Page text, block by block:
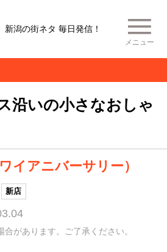
新潟の街ネタ 毎日発信！
メニュー
沿いの小さなおしゃ
イアニバーサリー）
新店
があります。ご了承ください。